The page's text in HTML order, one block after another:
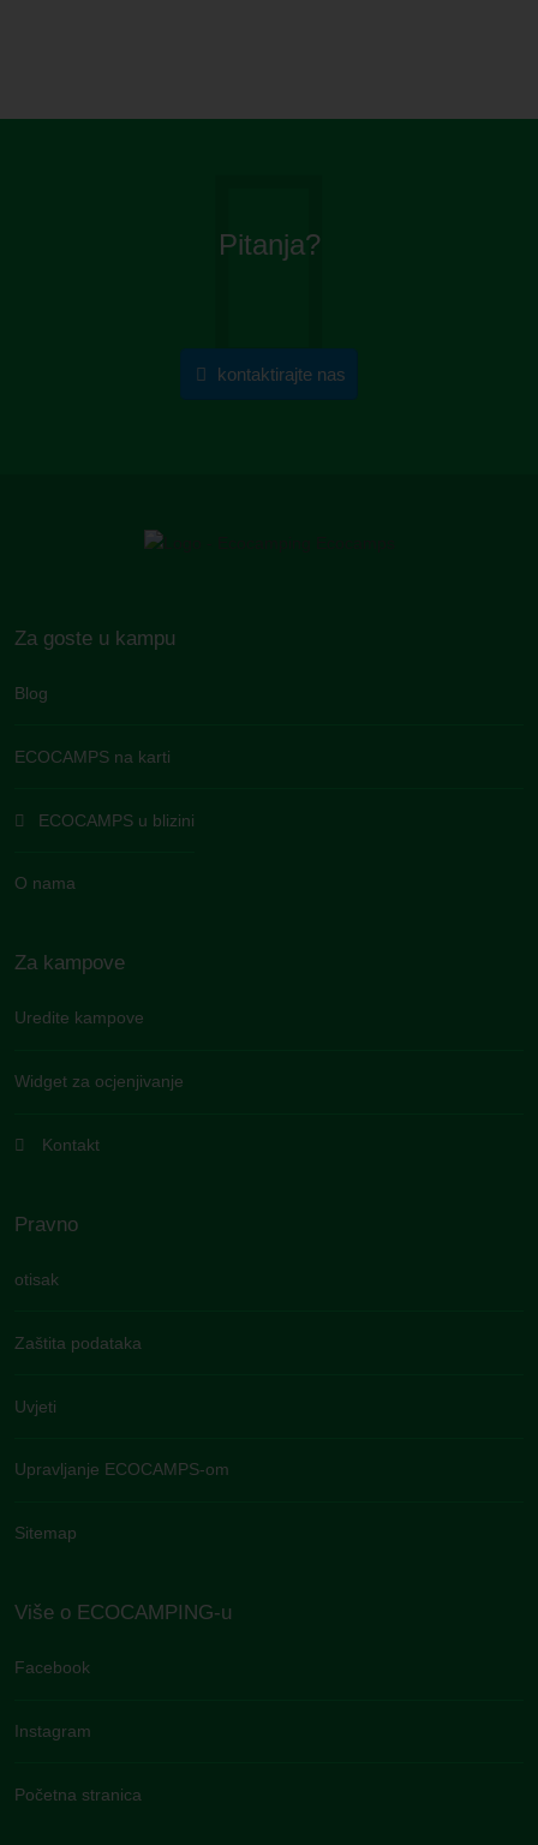
Pitanja?
kontaktirajte nas
Za goste u kampu
Blog
ECOCAMPS na karti
ECOCAMPS u blizini
O nama
Za kampove
Uredite kampove
Widget za ocjenjivanje
Kontakt
Pravno
otisak
Zaštita podataka
Uvjeti
Upravljanje ECOCAMPS-om
Sitemap
Više o ECOCAMPING-u
Facebook
Instagram
Početna stranica